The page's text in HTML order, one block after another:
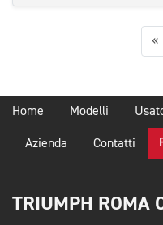
«
Home Modelli
Azienda Contatti
TRIUMPH ROMA